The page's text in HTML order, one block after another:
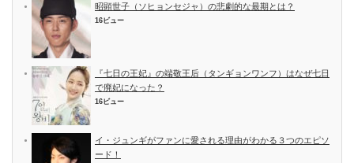
昭顕世子（ソヒョンセジャ）の悲劇的な最期とは？
16ビュー
『七日の王妃』の端敬王后（タンギョンワンフ）はなぜ七日
で廃妃になった？
16ビュー
イ・ジュンギがファンに愛される理由がわかる３つのエピソ
ード！